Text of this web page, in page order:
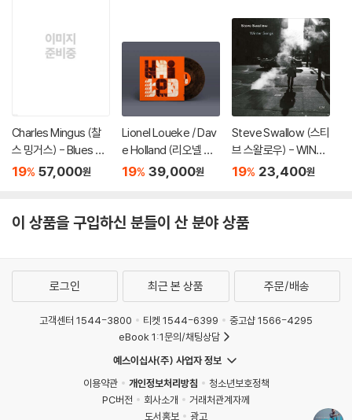
Charles Mingus (찰
스 밍거스) - Blues &
Roots [LP]
19% 57,000원
Lionel Loueke / Dav
e Holland (리오넬 루
에케, 데이브 홀랜드) -
19% 39,000원
Steve Swallow (스티
브 스왈로우) - WINTE
R SONGS
19% 23,400원
이 상품을 구입하신 분들이 산 분야 상품
로그인 최근 본 상품 주문/배송
고객센터 1544-3800 티켓 1544-6399
중고샵 1566-4295
eBook 1:1문의/채팅상담
예스이십사(주) 사업자 정보
이용약관
개인정보처리방침
청소년보호정책
PC버전
회사소개
거래처관계자께
도서홍보
광고